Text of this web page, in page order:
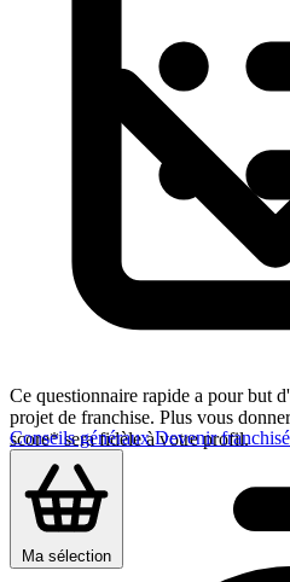
Conseils générauxDevenir franchisé
Ma sélection
Ce questionnaire rapide a pour but
projet de franchise. Plus vous
score* sera fidèle à votre profil.